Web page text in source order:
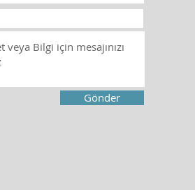
eksikliklerini tamamlamak
kısmen telafi etmek
kullanılan protez
Bu...
Gönder